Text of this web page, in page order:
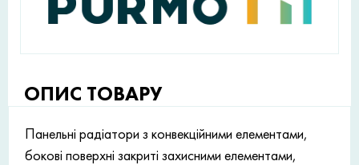
ОПИС ТОВАРУ
Панельні радіатори з конвекційними елементами,
бокові поверхні закриті захисними елементами,